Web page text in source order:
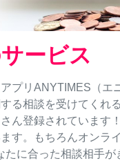
ービス
プリANYTIMES（エ
る相談を受けてくれ
ん登録されています
す。もちろんオンラ
たに合った相談相手が